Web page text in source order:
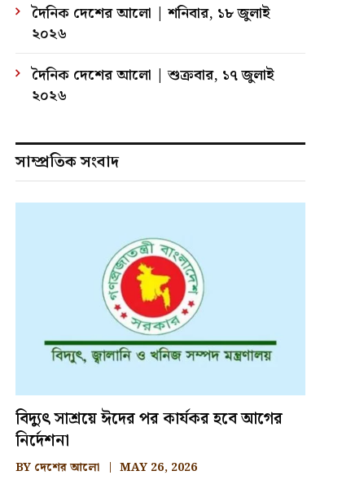
দৈনিক দেশের আলো | শনিবার, ১৮ জুলাই
২০২৬
দৈনিক দেশের আলো | শুক্রবার, ১৭ জুলাই
২০২৬
সাম্প্রতিক সংবাদ
বিদ্যুৎ সাশ্রয়ে ঈদের পর কার্যকর হবে আগের
নির্দেশনা
BY দেশের আলো MAY 26, 2026